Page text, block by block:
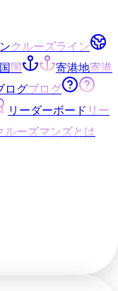
クルーズライン
国国 寄港地寄港
ログブログ
リーダーボード リー
ルーズマンズとは